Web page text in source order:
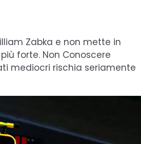
Zabka e non mette in
forte. Non Conoscere
mediocri rischia seriamente